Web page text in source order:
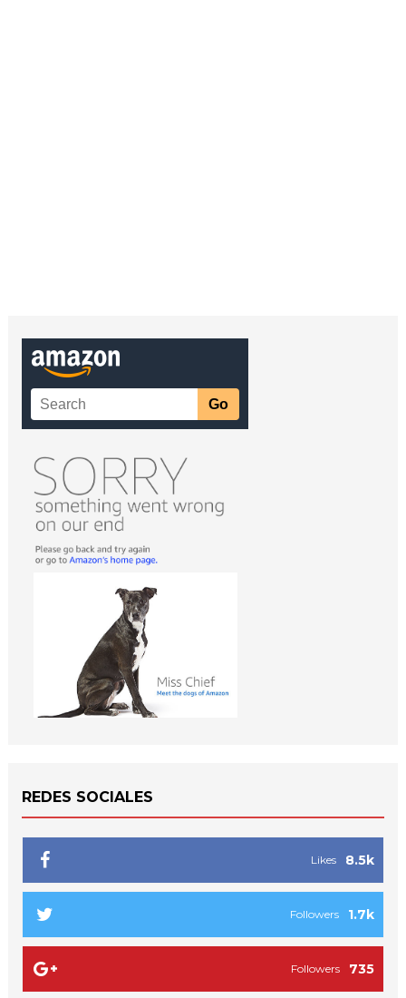
REDES SOCIALES
8.5k
Likes
1.7k
Followers
735
Followers